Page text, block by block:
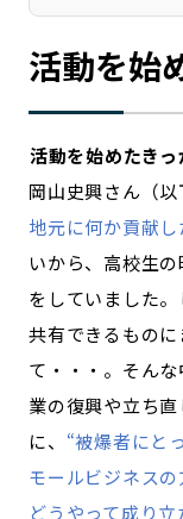
Sporkle
「人」か
記事ライター
お問い合わせ 会
活動を始
―――活動を始めたき
岡山史興さん（以
地元に何か貢献し
いから、高校生
をしていました
共有できるもの
て・・・。そん
業の復興や立ち
に、 “被爆者にと
モールビジネス
どうやって成り